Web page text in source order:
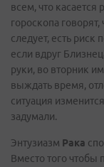
всем, что
гороскопа говорят,
следует, есть риск
если вдруг
руки, во вторник
выждать время,
ситуация
задумали.
Энтузиазм Рака
Вместо того чтобы